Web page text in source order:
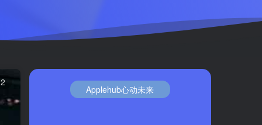
Applehub心动未来